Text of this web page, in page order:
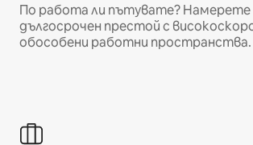
По работа ли пътувате? Намерете
дългосрочен престой с
обособени работни пространства.